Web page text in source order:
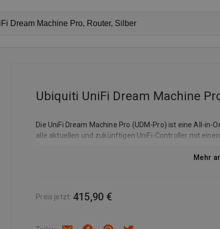
Ubiquiti UniFi Dream Machine
Die UniFi Dream Machine Pro (UDM-Pro) ist eine All-
alle aktuellen und zukünftigen UniFi-Controller mit
Zugriff auf alle Controller und eine zunehmende Anzahl
Mehr
Preis jetzt: 415,90 €